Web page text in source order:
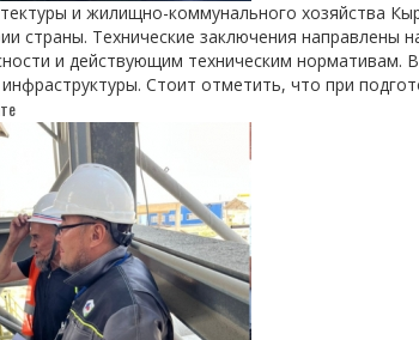
и жилищно-коммунального хозяйства
страны. Технические заключения направлены
и действующим техническим
Стоит отметить, что при